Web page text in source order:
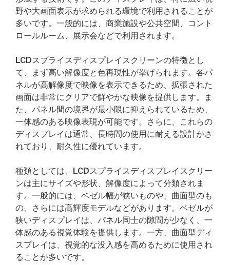
野や大画面表示が求められる環境で利用されることが
多いです。一般的には、商業施設や公共空間、コント
ロールルーム、展示会などで利用されます。
LCDスプライスディスプレイスクリーンの特徴とし
て、まず高い解像度と色再現性が挙げられます。各パ
ネルが高解像度で映像を表示できるため、拡張された
画面は非常にクリアで鮮やかな映像を提供します。ま
た、パネル間の境界が最小限に抑えられているため、
一体感のある映像表現が可能です。さらに、これらの
ディスプレイは通常、長時間の使用に耐える設計がさ
れており、耐久性に優れています。
種類としては、LCDスプライスディスプレイスクリー
ンは主にサイズや形状、解像度によって分類されま
す。一般的には、ベゼル幅が狭いものや、曲面型のも
の、さらには高輝度モデルなどがあります。ベゼルが
狭いディスプレイは、パネル同士の隙間が少なく、一
体感のある視覚体験を提供します。一方、曲面型ディ
スプレイは、視覚的な没入感を高めるために使用され
ることが多いです。